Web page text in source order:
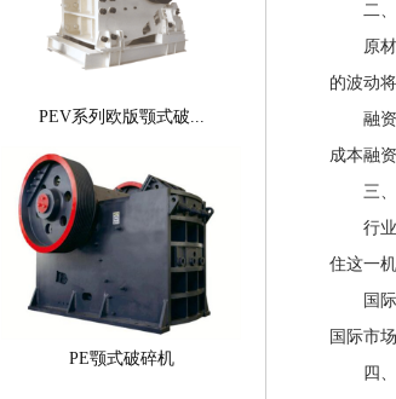
PE颚式破碎机
二、
原材料
的波动
融资成
成本融
三、
行业整
住这一
国际合
国际市
四、